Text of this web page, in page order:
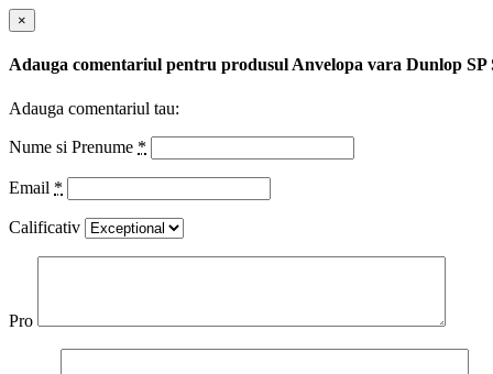
×
Adauga comentariul pentru produsul Anvelopa vara Dunlop
Adauga comentariul tau:
Nume si Prenume *
Email *
Calificativ
Pro